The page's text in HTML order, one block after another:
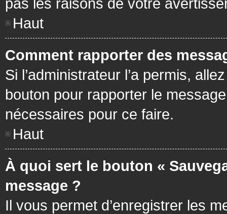
Haut
Comment rapporter des
Si l’administrateur l’a permis,
bouton pour rapporter le
nécessaires pour ce faire.
Haut
À quoi sert le bouton «
message ?
Il vous permet d’enregistrer les